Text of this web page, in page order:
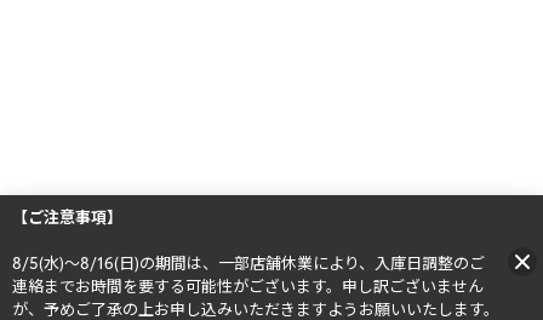
【ご注意事項】
8/5(水)～8/16(日)の期間は、一部店舗休業により、入庫日調整のご
連絡までお時間を要する可能性がございます。申し訳ございません
が、予めご了承の上お申し込みいただきますようお願いいたします。​​